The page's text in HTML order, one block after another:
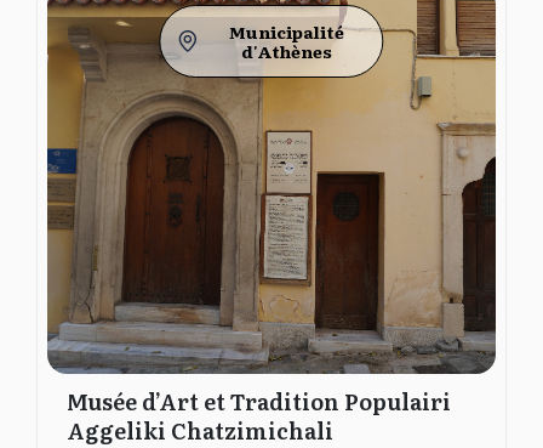
Municipalité
d'Athènes
Musée d’Art et Tradition Populairi
Aggeliki Chatzimichali